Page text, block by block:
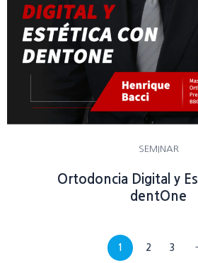
SEMINAR
Ortodoncia Digital y
dentOne
1 2 3